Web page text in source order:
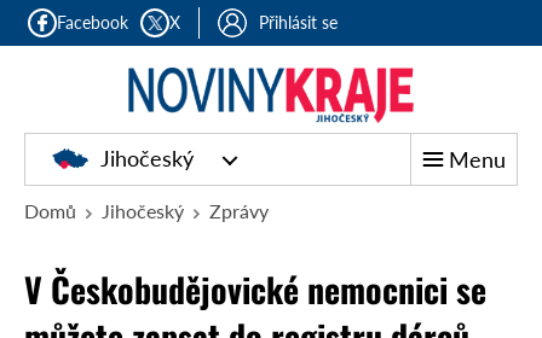
Facebook X Přihlásit se
Jihočeský Menu
Domů Jihočeský Zprávy
V Českobudějovické nemocnici se